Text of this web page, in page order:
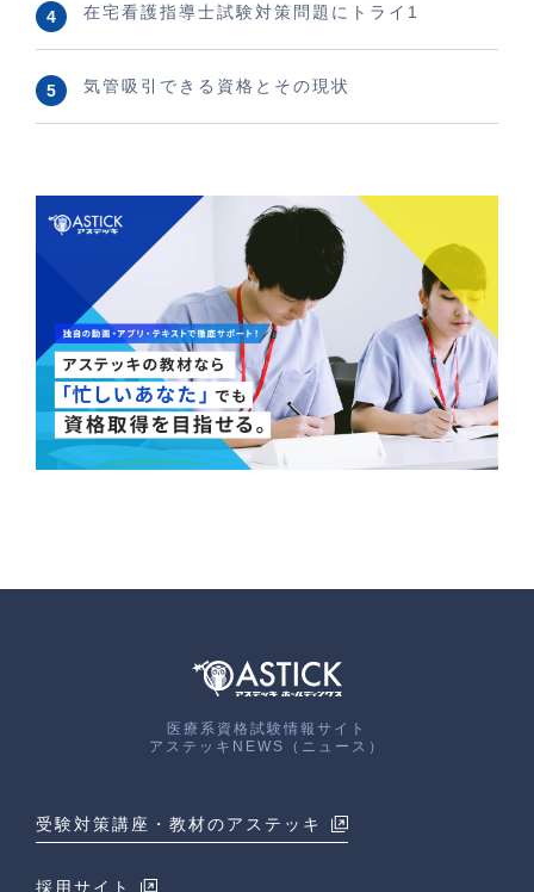
在宅看護指導士試験対策問題にトライ1
気管吸引できる資格とその現状
医療系資格試験情報サイト
アステッキNEWS（ニュース）
受験対策講座・教材のアステッキ
採用サイト